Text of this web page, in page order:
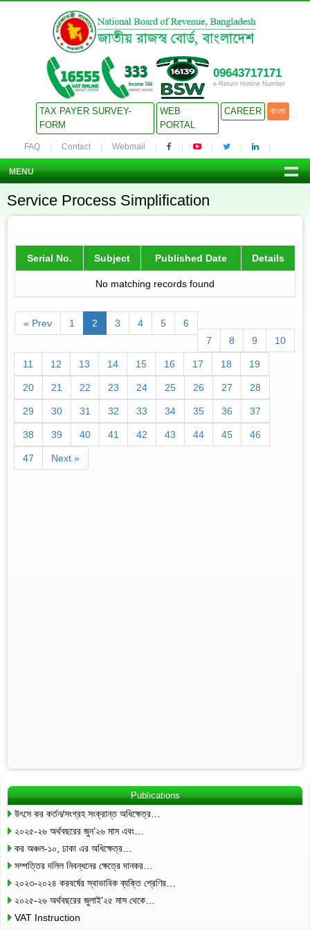
09643717171
e-Return Hotline Number
TAX PAYER SURVEY-
FORM
WEB
PORTAL
CAREER বাংলা
FAQ Contact Webmail
MENU
Service Process Simplification
Serial No. Subject Published Date Details
No matching records found
« Prev 1 2 3 4 5
6
7
8 9 10
11 12 13 14 15 16 17 18 19
20 21 22 23 24 25 26 27 28
29 30 31 32 33 34 35 36 37
38 39 40 41 42 43 44 45 46
47 Next »
Publications
উৎসে কর কর্তন/সংগ্রহ সংক্রান্ত অধিক্ষেত্র…
২০২৫-২৬ অর্থবছরের জুন’২৬ মাস এবং…
কর অঞ্চল-১০, ঢাকা এর অধিক্ষেত্র…
সম্পত্তির দলিল নিবন্ধনের ক্ষেত্রে দানকর…
২০২৩-২০২৪ করবর্ষের স্বাভাবিক ব্যক্তি শ্রেণির…
২০২৫-২৬ অর্থবছরের জুলাই’২৫ মাস থেকে…
VAT Instruction